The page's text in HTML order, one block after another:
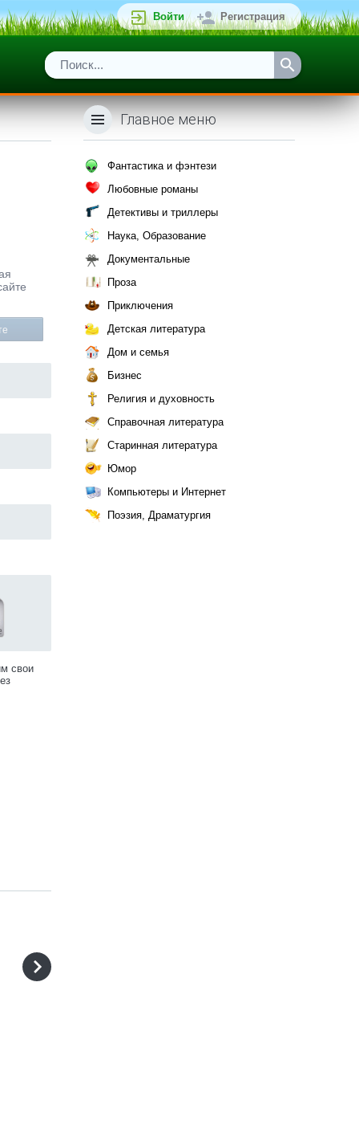
Войти Регистрация
свои
Главное меню
Фантастика и фэнтези
Любовные романы
Детективы и триллеры
Наука, Образование
Документальные
Проза
Приключения
Детская литература
Дом и семья
Бизнес
Религия и духовность
Справочная литература
Старинная литература
Юмор
Компьютеры и Интернет
Поэзия, Драматургия